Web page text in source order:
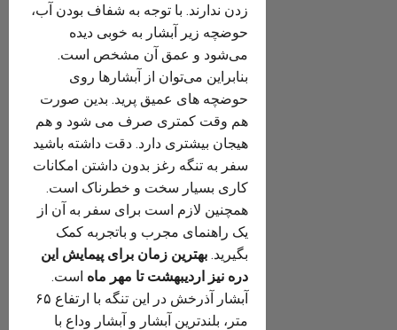
زدن ندارند. با توجه به شفاف بودن آب،
حوضچه زیر آبشار به خوبی دیده
می‌شود و عمق آن مشخص است.
بنابراین می‌توان از آبشارها روی
حوضچه های عمیق پرید. بدین صورت
هم وقت کمتری صرف می شود و هم
هیجان بیشتری دارد. دقت داشته باشید
سفر به تنگه رغز بدون داشتن امکانات
کاری بسیار سخت و خطرناک است.
همچنین لازم است برای سفر به آن از
یک راهنمای مجرب و باتجربه کمک
بگیرید.بهترین زمان برای پیمایش این
دره نیز اردیبهشت تا مهر ماه است.
آبشار آذرخش در این تنگه با ارتفاع ۶۵
متر، بلندترین آبشار و آبشار وداع با